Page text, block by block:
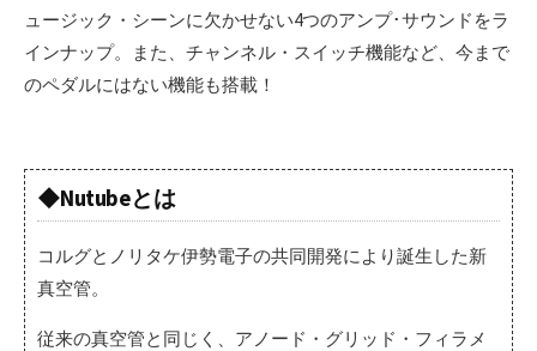
ュージック・シーンに欠かせない4つのアンプ･サウンドをラ
インナップ。また、チャンネル・スイッチ機能など、今まで
のペダルにはない機能も搭載！
◆Nutubeとは
コルグとノリタケ伊勢電子の共同開発により誕生した新
真空管。
従来の真空管と同じく、アノード・グリッド・フィラメ